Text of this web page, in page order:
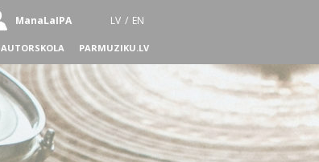
ManaLaIPA LV / EN
AUTORSKOLA PARMUZIKU.LV